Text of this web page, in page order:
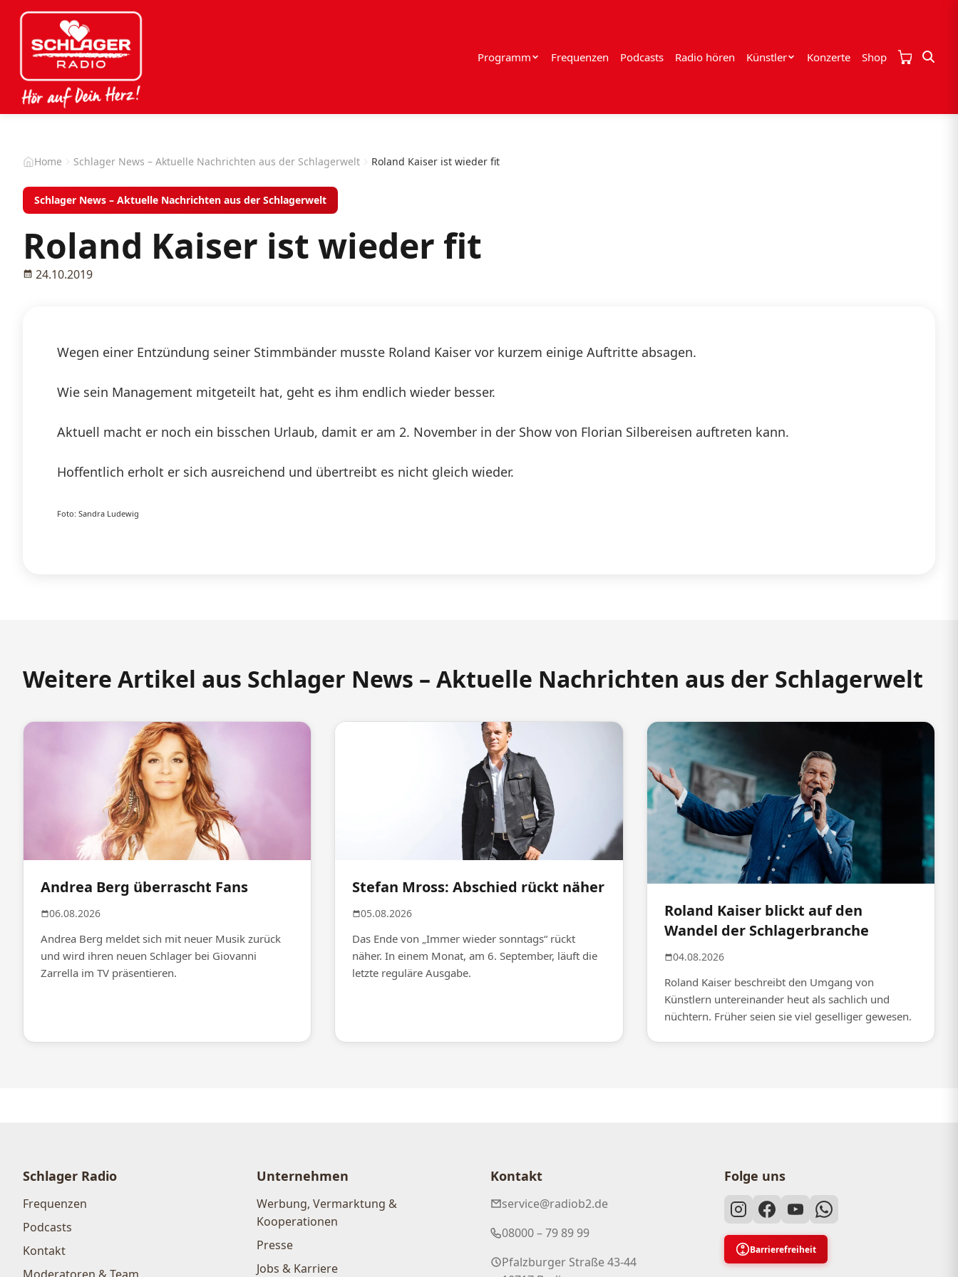
Programm Frequenzen Podcasts Radio hören Künstler Konzerte Shop
Home Schlager News – Aktuelle Nachrichten aus der Schlagerwelt Roland Kaiser ist wieder fit
Schlager News – Aktuelle Nachrichten aus der Schlagerwelt
Roland Kaiser ist wieder fit
24.10.2019
Wegen einer Entzündung seiner Stimmbänder musste Roland Kaiser vor kurzem einige Auftritte absagen.
Wie sein Management mitgeteilt hat, geht es ihm endlich wieder besser.
Aktuell macht er noch ein bisschen Urlaub, damit er am 2. November in der Show von Florian Silbereisen auftreten kann.
Hoffentlich erholt er sich ausreichend und übertreibt es nicht gleich wieder.
Foto: Sandra Ludewig
Weitere Artikel aus Schlager News – Aktuelle Nachrichten aus der Schlagerwelt
Andrea Berg überrascht Fans
06.08.2026
Andrea Berg meldet sich mit neuer Musik zurück
und wird ihren neuen Schlager bei Giovanni
Zarrella im TV präsentieren.
Stefan Mross: Abschied rückt näher
05.08.2026
Das Ende von „Immer wieder sonntags“ rückt
näher. In einem Monat, am 6. September, läuft die
letzte reguläre Ausgabe.
Roland Kaiser blickt auf den
Wandel der Schlagerbranche
04.08.2026
Roland Kaiser beschreibt den Umgang von
Künstlern untereinander heut als sachlich und
nüchtern. Früher seien sie viel geselliger gewesen.
Schlager Radio
Frequenzen
Podcasts
Kontakt
Unternehmen
Werbung, Vermarktung &
Kooperationen
Presse
Jobs & Karriere
Kontakt
service@radiob2.de
08000 – 79 89 99
Pfalzburger Straße 43-44
Folge uns
Barrierefreiheit